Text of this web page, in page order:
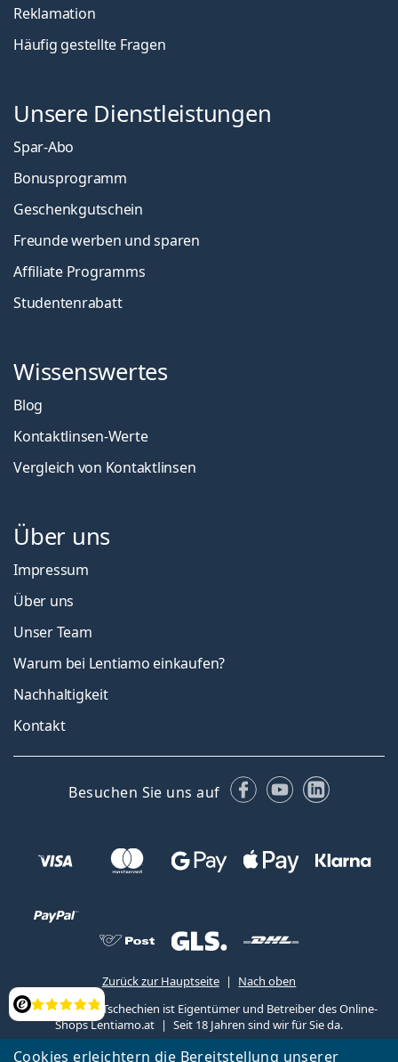
Cookies erleichtern die Bereitstellung unserer
Bewertung
Reklamation
Häufig gestellte Fragen
Unsere Dienstleistungen
Spar-Abo
Bonusprogramm
Geschenkgutschein
Freunde werben und sparen
Affiliate Programms
Studentenrabatt
Wissenswertes
Blog
Kontaktlinsen-Werte
Vergleich von Kontaktlinsen
Über uns
Impressum
Über uns
Unser Team
Warum bei Lentiamo einkaufen?
Nachhaltigkeit
Kontakt
Besuchen Sie uns auf Facebook
YouTubeLinkedIn
Zurück zur Hauptseite
Nach oben
Lentiamo s.r.o., Tschechien ist Eigentümer und Betreiber des Online-
Shops Lentiamo.at
Seit 18 Jahren sind wir für Sie da.